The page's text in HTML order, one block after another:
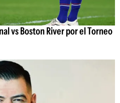
vs Boston River por el Torneo